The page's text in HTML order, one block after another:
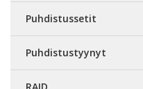
Puhdistussetit
Puhdistustyynyt